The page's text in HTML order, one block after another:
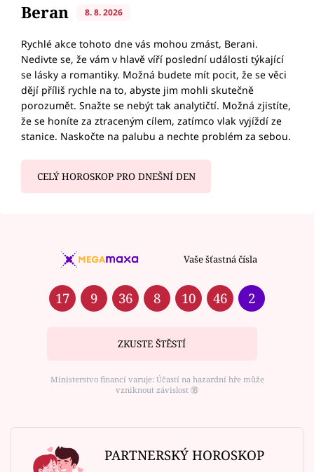
Beran 8. 8. 2026
Rychlé akce tohoto dne vás mohou zmást, Berani.
Nedivte se, že vám v hlavě víří poslední události týkající
se lásky a romantiky. Možná budete mít pocit, že se věci
dějí příliš rychle na to, abyste jim mohli skutečně
porozumět. Snažte se nebýt tak analytičtí. Možná zjistíte,
že se honíte za ztraceným cílem, zatímco vlak vyjíždí ze
stanice. Naskočte na palubu a nechte problém za sebou.
CELÝ HOROSKOP PRO DNEŠNÍ DEN
Vaše šťastná čísla
17 9 36 8 10 46 2
ZKUSTE ŠTĚSTÍ
Ministerstvo financí varuje: Účastí na hazardní hře může
vzniknout závislost ⑱
PARTNERSKÝ HOROSKOP